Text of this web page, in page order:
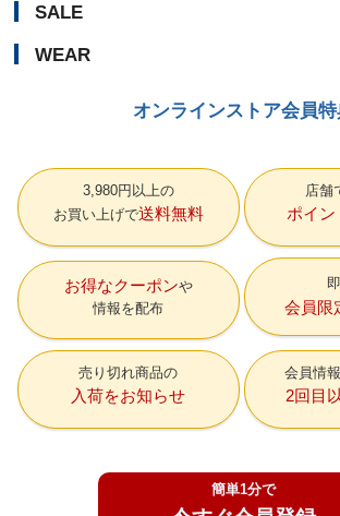
SALE
WEAR
オンラインストア会員
3,980円以上の
お買い上げで送料無料
店舗
ポイン
お得なクーポン
情報を配布 会員限
売り切れ商品の
入荷をお知らせ
会員情
2回目
簡単1分で